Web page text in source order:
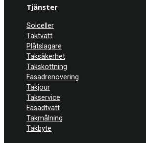
Tjänster
Solceller
Taktvätt
Plåtslagare
Taksäkerhet
Takskottning
Fasadrenovering
Takjour
Takservice
Fasadtvätt
Takmålning
Takbyte